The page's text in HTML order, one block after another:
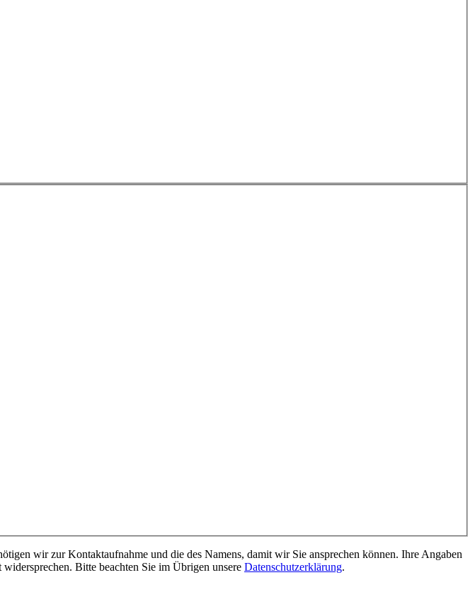
wir zur Kontaktaufnahme und die des Namens, damit wir Sie ansprechen können. Ihre Angaben
Bitte beachten Sie im Übrigen unsere Datenschutzerklärung.